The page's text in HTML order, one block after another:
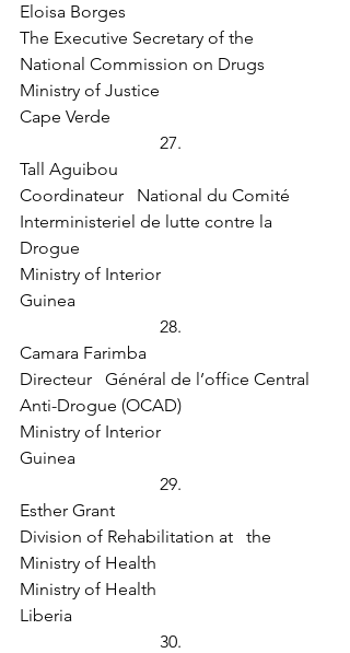
Eloisa Borges
The Executive Secretary of the
National Commission on Drugs
Ministry of Justice
Cape Verde
27.
Tall Aguibou
Coordinateur   National du Comité
Interministeriel de lutte contre la
Drogue
Ministry of Interior
Guinea
28.
Camara Farimba
Directeur   Général de l’office Central
Anti-Drogue (OCAD)
Ministry of Interior
Guinea
29.
Esther Grant
Division of Rehabilitation at   the
Ministry of Health
Ministry of Health
Liberia
30.